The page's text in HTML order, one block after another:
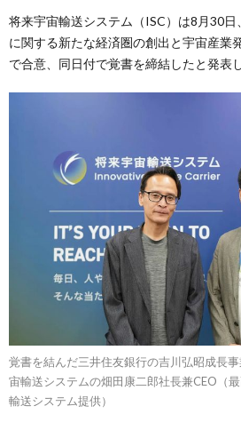
将来宇宙輸送システム（ISC）は8月30
に関する新たな経済圏の創出と宇宙産業
で合意、同日付で覚書を締結したと発表し
覚書を結んだ三井住友銀行の吉川弘昭成長
宙輸送システムの畑田康二郎社長兼CEO（
輸送システム提供）